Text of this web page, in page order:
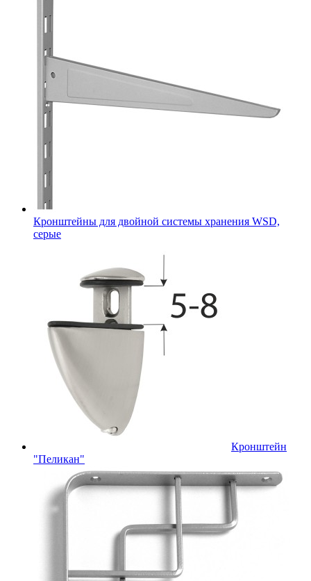
Кронштейны для двойной системы хранения WSD,
серые
Кронштейн
"Пеликан"